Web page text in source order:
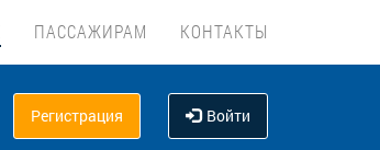
ПАССАЖИРАМ КОНТАКТЫ
Регистрация Войти